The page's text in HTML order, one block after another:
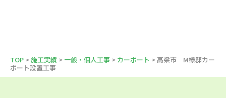
TOP >施工実績 > 一般・個人工事 > カーポート > 高梁市 M様邸カー
ポート設置工事